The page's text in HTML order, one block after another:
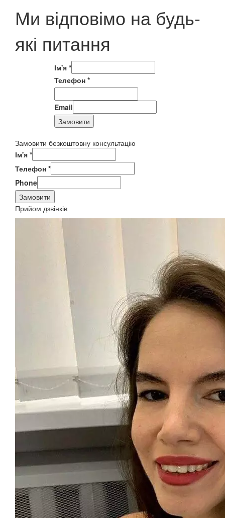
Ми відповімо на будь-
які питання
Ім'я *
Телефон *
Email
Замовити
Замовити безкоштовну консультацію
Ім'я *
Телефон *
Phone
Замовити
Прийом дзвінків